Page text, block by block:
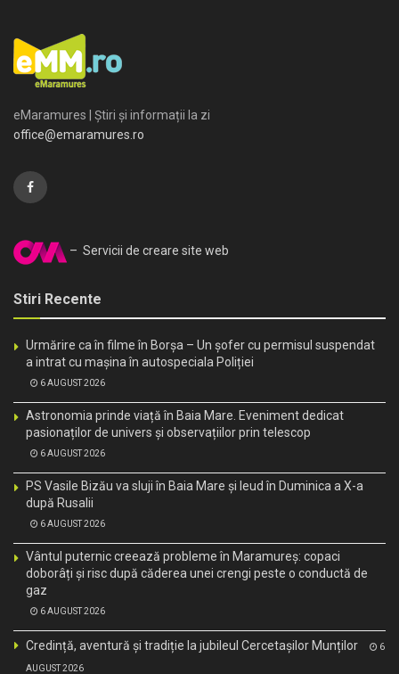
eMaramures | Știri și informații la zi
office@emaramures.ro
– Servicii de creare site web
Stiri Recente
Urmărire ca în filme în Borșa – Un șofer cu permisul suspendat
a intrat cu mașina în autospeciala Poliției
6 AUGUST 2026
Astronomia prinde viață în Baia Mare. Eveniment dedicat
pasionaților de univers și observațiilor prin telescop
6 AUGUST 2026
PS Vasile Bizău va sluji în Baia Mare și Ieud în Duminica a X-a
după Rusalii
6 AUGUST 2026
Vântul puternic creează probleme în Maramureș: copaci
doborâți și risc după căderea unei crengi peste o conductă de
gaz
6 AUGUST 2026
Credință, aventură și tradiție la jubileul Cercetașilor Munților 6
AUGUST 2026